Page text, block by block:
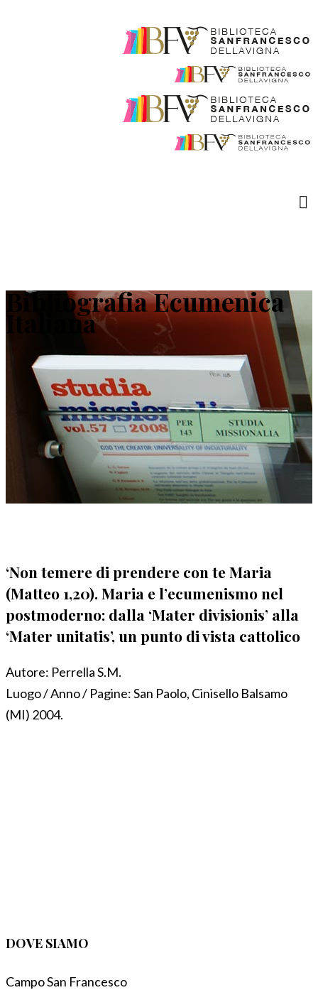
Bibliografia Ecumenica
Italiana
‘Non temere di prendere con te Maria
(Matteo 1,20). Maria e l’ecumenismo nel
postmoderno: dalla ‘Mater divisionis’ alla
‘Mater unitatis’, un punto di vista cattolico
Autore: Perrella S.M.
Luogo / Anno / Pagine:San Paolo, Cinisello Balsamo
(MI) 2004.
DOVE SIAMO
Campo San Francesco